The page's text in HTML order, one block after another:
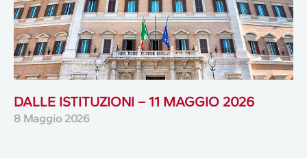
DALLE ISTITUZIONI – 11 MAGGIO 2026
8 Maggio 2026